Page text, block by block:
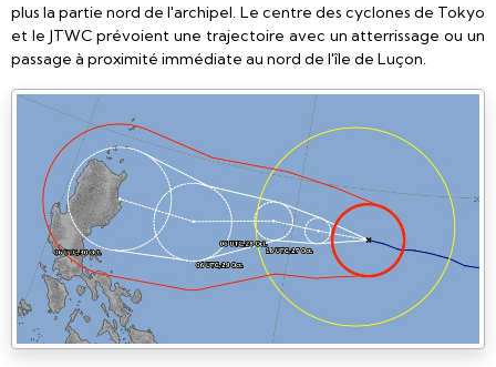
plus la partie nord de l'archipel. Le centre des cyclones de Tokyo
et le JTWC prévoient une trajectoire avec un atterrissage ou un
passage à proximité immédiate au nord de l'île de Luçon.